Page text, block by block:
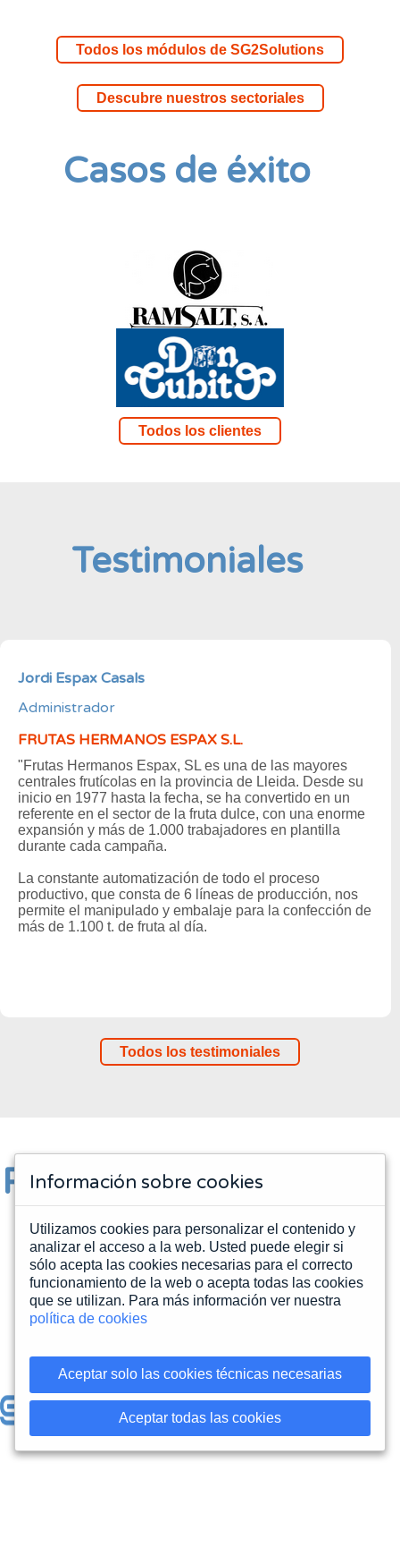
Todos los módulos de SG2Solutions
Descubre nuestros sectoriales
Casos de éxito
Todos los clientes
Testimoniales
Jordi Espax Casals
Administrador
FRUTAS HERMANOS ESPAX S.L.
"Frutas Hermanos Espax, SL es una de las mayores
centrales frutícolas en la provincia de Lleida. Desde su
inicio en 1977 hasta la fecha, se ha convertido en un
referente en el sector de la fruta dulce, con una enorme
expansión y más de 1.000 trabajadores en plantilla
durante cada campaña.
La constante automatización de todo el proceso
productivo, que consta de 6 líneas de producción, nos
permite el manipulado y embalaje para la confección de
más de 1.100 t. de fruta al día.
Todos los testimoniales
Partners tecnológicos
y distribuidores
Información sobre cookies
Utilizamos cookies para personalizar el contenido y
analizar el acceso a la web. Usted puede elegir si
sólo acepta las cookies necesarias para el correcto
funcionamiento de la web o acepta todas las cookies
que se utilizan. Para más información ver nuestra
política de cookies
Aceptar solo las cookies técnicas necesarias
Aceptar todas las cookies